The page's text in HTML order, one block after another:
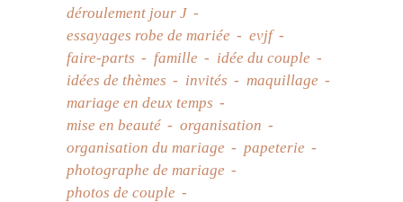
déroulement jour J
essayages robe de mariée
evjf
faire-parts
famille
idée du couple
idées de thèmes
invités
maquillage
mariage en deux temps
mise en beauté
organisation
organisation du mariage
papeterie
photographe de mariage
photos de couple